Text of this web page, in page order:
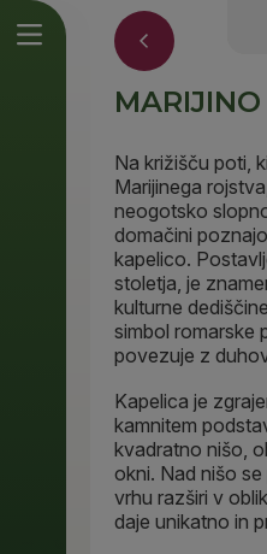
MARIJINO
Na križišču poti,
Marijinega
neogotsko
domačini
kapelico.
stoletja, je
kulturne
simbol romarske
povezuje z
Kapelica je
kamnitem
kvadratno nišo,
okni. Nad nišo
vrhu razširi v
daje unikatno in